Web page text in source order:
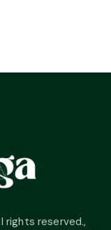
rights reserved.,